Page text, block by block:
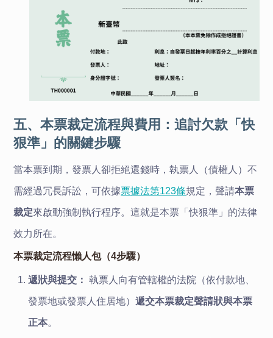
五、本票裁定流程與費用：追討欠款「快
狠準」的關鍵步驟
當本票到期，發票人卻拒絕還錢時，執票人（債權人）不
需經過冗長訴訟，可依據票據法第123條規定，聲請本票
裁定來啟動強制執行程序。這就是本票「快狠準」的法律
效力所在。
本票裁定流程懶人包（4步驟）
遞狀與提交： 執票人向有管轄權的法院（依付款地、
發票地或發票人住居地）遞交本票裁定聲請狀與本票
正本。